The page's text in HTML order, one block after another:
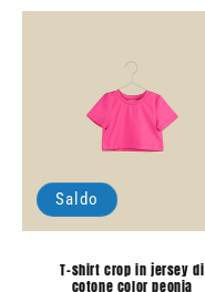
Saldo
T-shirt crop in jersey di
cotone color peonia